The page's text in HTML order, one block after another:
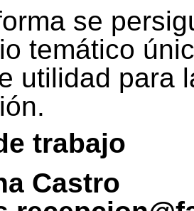
se
temático
utilidad para
trabajo
Castro